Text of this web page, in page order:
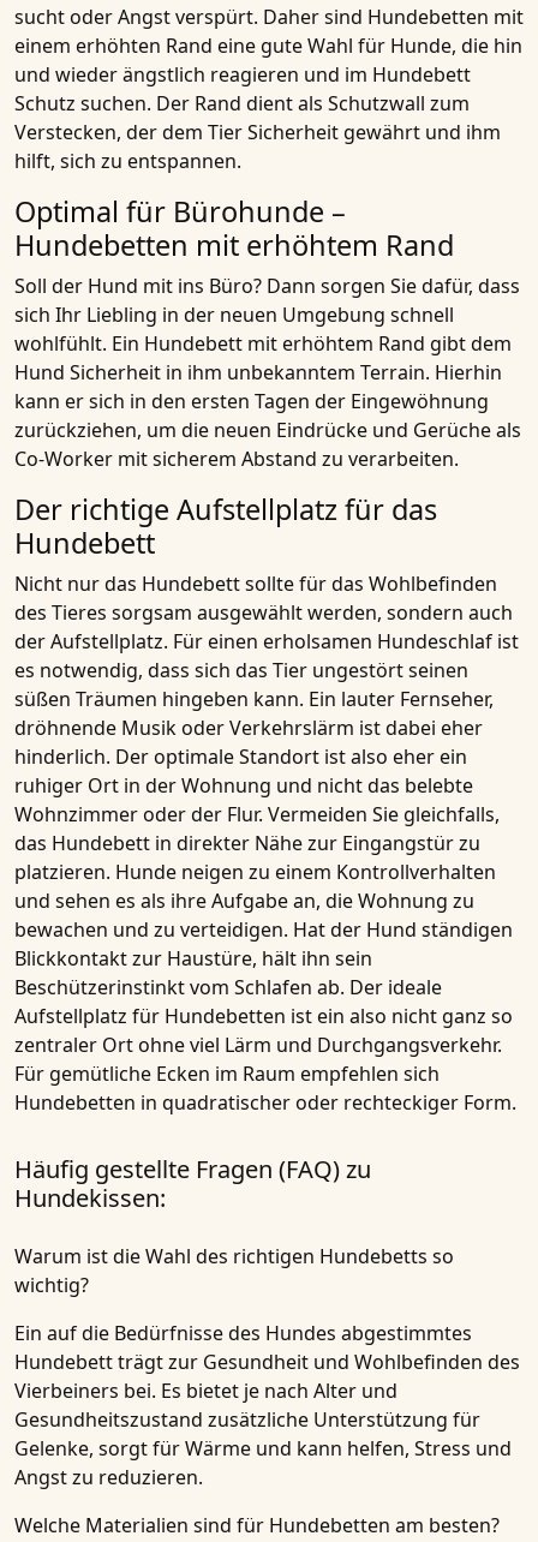
sucht oder Angst verspürt. Daher sind Hundebetten mit
einem erhöhten Rand eine gute Wahl für Hunde, die hin
und wieder ängstlich reagieren und im Hundebett
Schutz suchen. Der Rand dient als Schutzwall zum
Verstecken, der dem Tier Sicherheit gewährt und ihm
hilft, sich zu entspannen.
Optimal für Bürohunde –
Hundebetten mit erhöhtem Rand
Soll der Hund mit ins Büro? Dann sorgen Sie dafür, dass
sich Ihr Liebling in der neuen Umgebung schnell
wohlfühlt. Ein Hundebett mit erhöhtem Rand gibt dem
Hund Sicherheit in ihm unbekanntem Terrain. Hierhin
kann er sich in den ersten Tagen der Eingewöhnung
zurückziehen, um die neuen Eindrücke und Gerüche als
Co-Worker mit sicherem Abstand zu verarbeiten.
Der richtige Aufstellplatz für das
Hundebett
Nicht nur das Hundebett sollte für das Wohlbefinden
des Tieres sorgsam ausgewählt werden, sondern auch
der Aufstellplatz. Für einen erholsamen Hundeschlaf ist
es notwendig, dass sich das Tier ungestört seinen
süßen Träumen hingeben kann. Ein lauter Fernseher,
dröhnende Musik oder Verkehrslärm ist dabei eher
hinderlich. Der optimale Standort ist also eher ein
ruhiger Ort in der Wohnung und nicht das belebte
Wohnzimmer oder der Flur. Vermeiden Sie gleichfalls,
das Hundebett in direkter Nähe zur Eingangstür zu
platzieren. Hunde neigen zu einem Kontrollverhalten
und sehen es als ihre Aufgabe an, die Wohnung zu
bewachen und zu verteidigen. Hat der Hund ständigen
Blickkontakt zur Haustüre, hält ihn sein
Beschützerinstinkt vom Schlafen ab. Der ideale
Aufstellplatz für Hundebetten ist ein also nicht ganz so
zentraler Ort ohne viel Lärm und Durchgangsverkehr.
Für gemütliche Ecken im Raum empfehlen sich
Hundebetten in quadratischer oder rechteckiger Form.
Häufig gestellte Fragen (FAQ) zu
Hundekissen:
Warum ist die Wahl des richtigen Hundebetts so
wichtig?
Ein auf die Bedürfnisse des Hundes abgestimmtes
Hundebett trägt zur Gesundheit und Wohlbefinden des
Vierbeiners bei. Es bietet je nach Alter und
Gesundheitszustand zusätzliche Unterstützung für
Gelenke, sorgt für Wärme und kann helfen, Stress und
Angst zu reduzieren.
Welche Materialien sind für Hundebetten am besten?